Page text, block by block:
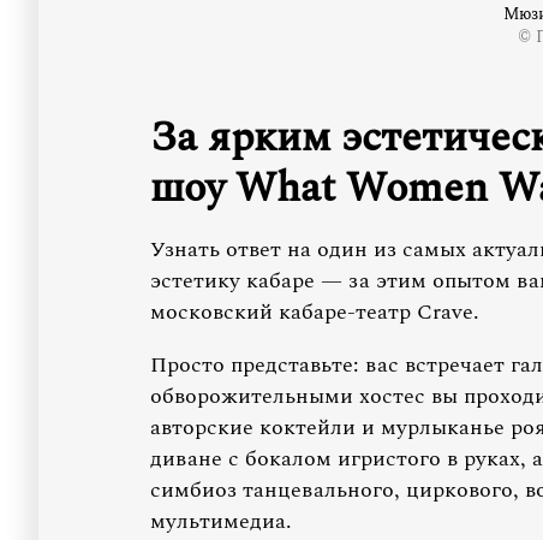
©
За ярким
шоу What Women
Узнать ответ на один из самых
эстетику кабаре — за этим опытом
московский кабаре-театр Crave.
Просто представьте: вас встречает
обворожительными хостес вы
авторские коктейли и мурлыканье
диване с бокалом игристого в
симбиоз танцевального, циркового,
мультимедиа.